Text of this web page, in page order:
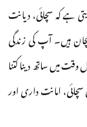
ہے کہ سچائی، دیانت
ہیں۔ آپ کی زندگی
میں ساتھ دینا کتنا
امانت داری اور